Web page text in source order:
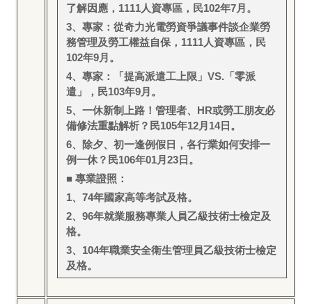
了解因應，1111人資專區，民102年7月。
3、專家：從奇力光電勞資爭議事件談企業勞
務管理及勞工權益自保，1111人資專區，民
102年9月。
4、專家：「提高派遣工上限」VS.「零派
遣」，民103年9月。
5、一休新制上路！管理者、HR或勞工朋友必
備修法重點解析？民105年12月14日。
6、除夕、初一逢例假日，各行業如何安排一
例一休？民106年01月23日。
■ 專業證照：
1、74年國家高等考試及格。
2、96年就業服務專業人員乙級技術士檢定及
格。
3、104年職業安全衛生管理員乙級技術士檢定
及格。